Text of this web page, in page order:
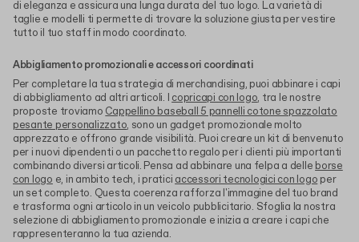
di eleganza e assicura una lunga durata del tuo logo. La varietà di
taglie e modelli ti permette di trovare la soluzione giusta per vestire
tutto il tuo staff in modo coordinato.
Abbigliamento promozionali e accessori coordinati
Per completare la tua strategia di merchandising, puoi abbinare i capi
di abbigliamento ad altri articoli. I copricapi con logo, tra le nostre
proposte troviamo Cappellino baseball 5 pannelli cotone spazzolato
pesante personalizzato, sono un gadget promozionale molto
apprezzato e offrono grande visibilità. Puoi creare un kit di benvenuto
per i nuovi dipendenti o un pacchetto regalo per i clienti più importanti
combinando diversi articoli. Pensa ad abbinare una felpa a delle borse
con logo e, in ambito tech, i pratici accessori tecnologici con logo per
un set completo. Questa coerenza rafforza l'immagine del tuo brand
e trasforma ogni articolo in un veicolo pubblicitario. Sfoglia la nostra
selezione di abbigliamento promozionale e inizia a creare i capi che
rappresenteranno la tua azienda.